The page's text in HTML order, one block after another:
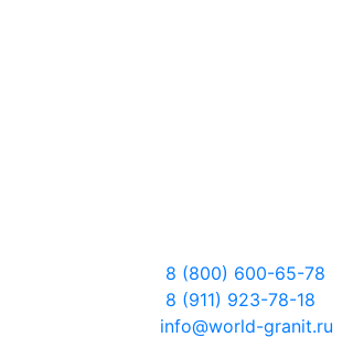
8 (800) 600-65-78
8 (911) 923-78-18
info@world-granit.ru